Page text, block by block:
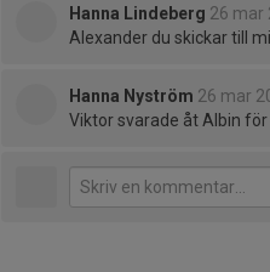
Hanna Lindeberg 26 mar
Alexander du skickar till
Hanna Nyström 26 mar
Viktor svarade åt Albin